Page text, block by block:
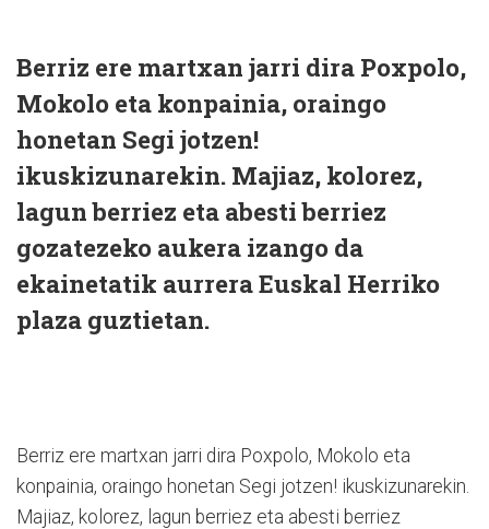
Berriz ere martxan jarri dira Poxpolo,
Mokolo eta konpainia, oraingo
honetan Segi jotzen!
ikuskizunarekin. Majiaz, kolorez,
lagun berriez eta abesti berriez
gozatezeko aukera izango da
ekainetatik aurrera Euskal Herriko
plaza guztietan.
Berriz ere martxan jarri dira Poxpolo, Mokolo eta
konpainia, oraingo honetan Segi jotzen! ikuskizunarekin.
Majiaz, kolorez, lagun berriez eta abesti berriez